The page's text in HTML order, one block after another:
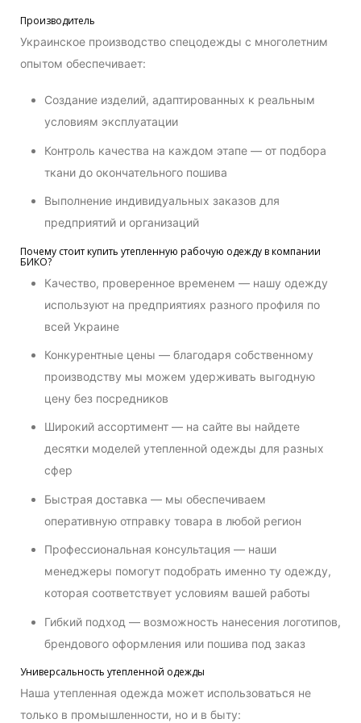
Производитель
Украинское производство спецодежды с многолетним
опытом обеспечивает:
Создание изделий, адаптированных к реальным
условиям эксплуатации
Контроль качества на каждом этапе — от подбора
ткани до окончательного пошива
Выполнение индивидуальных заказов для
предприятий и организаций
Почему стоит купить утепленную рабочую одежду в компании
БИКО?
Качество, проверенное временем — нашу одежду
используют на предприятиях разного профиля по
всей Украине
Конкурентные цены — благодаря собственному
производству мы можем удерживать выгодную
цену без посредников
Широкий ассортимент — на сайте вы найдете
десятки моделей утепленной одежды для разных
сфер
Быстрая доставка — мы обеспечиваем
оперативную отправку товара в любой регион
Профессиональная консультация — наши
менеджеры помогут подобрать именно ту одежду,
которая соответствует условиям вашей работы
Гибкий подход — возможность нанесения логотипов,
брендового оформления или пошива под заказ
Универсальность утепленной одежды
Наша утепленная одежда может использоваться не
только в промышленности, но и в быту: